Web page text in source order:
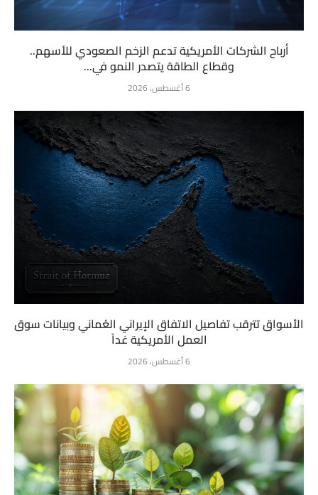
أرباح الشركات الأمريكية تدعم الزخم الصعودي للأسهم..
وقطاع الطاقة يتصدر النمو في...
6 أغسطس، 2026
الأسواق تترقب تفاصيل الاتفاق الإيراني العُماني وبيانات سوق
العمل الأمريكية غداً
6 أغسطس، 2026